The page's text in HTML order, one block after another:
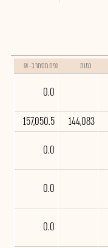
כמות נפח מסחר ב- ₪
0.0
144,083
157,050.5
0.0
0.0
0.0